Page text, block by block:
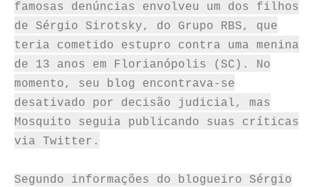
famosas denúncias envolveu um dos filhos
de Sérgio Sirotsky, do Grupo RBS, que
teria cometido estupro contra uma menina
de 13 anos em Florianópolis (SC). No
momento, seu blog encontrava-se
desativado por decisão judicial, mas
Mosquito seguia publicando suas críticas
via Twitter.
Segundo informações do blogueiro Sérgio